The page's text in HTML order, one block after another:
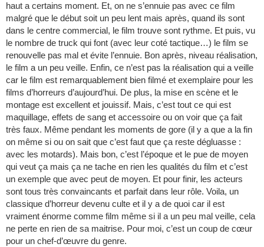
haut a certains moment. Et, on ne s’ennuie pas avec ce film
malgré que le début soit un peu lent mais après, quand ils sont
dans le centre commercial, le film trouve sont rythme. Et puis, vu
le nombre de truck qui font (avec leur coté tactique…) le film se
renouvelle pas mal et évite l’ennuie. Bon après, niveau réalisation,
le film a un peu veille. Enfin, ce n’est pas la réalisation qui a veille
car le film est remarquablement bien filmé et exemplaire pour les
films d’horreurs d’aujourd’hui. De plus, la mise en scène et le
montage est excellent et jouissif. Mais, c’est tout ce qui est
maquillage, effets de sang et accessoire ou on voir que ça fait
très faux. Même pendant les moments de gore (il y a que a la fin
on même si ou on sait que c’est faut que ça reste dégluasse :
avec les motards). Mais bon, c’est l’époque et le pue de moyen
qui veut ça mais ça ne tache en rien les qualités du film et c’est
un exemple que avec peut de moyen. Et pour finir, les acteurs
sont tous très convaincants et parfait dans leur rôle. Voila, un
classique d’horreur devenu culte et il y a de quoi car il est
vraiment énorme comme film même si il a un peu mal veille, cela
ne perte en rien de sa maitrise. Pour moi, c’est un coup de cœur
pour un chef-d’œuvre du genre.